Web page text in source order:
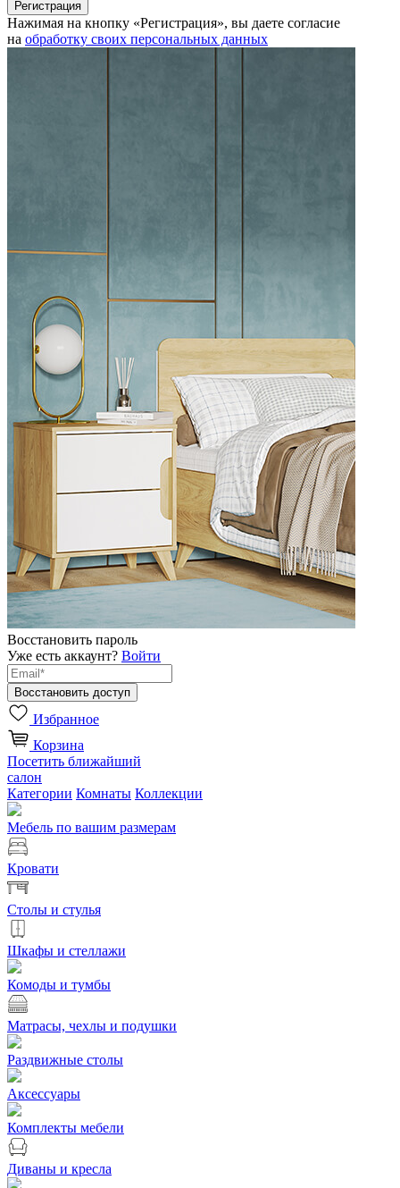
Нажимая на кнопку «Регистрация», вы даете согласие
на обработку своих персональных данных
Восстановить пароль
Уже есть аккаунт? Войти
Избранное
Корзина
Посетить ближайший
салон
Категории Комнаты Коллекции
Мебель по вашим размерам
Кровати
Столы и стулья
Шкафы и стеллажи
Комоды и тумбы
Матрасы, чехлы и подушки
Раздвижные столы
Аксессуары
Комплекты мебели
Диваны и кресла